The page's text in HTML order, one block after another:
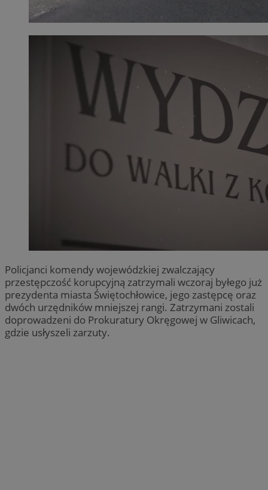
Policjanci komendy wojewódzkiej zwalczający
przestępczość korupcyjną zatrzymali wczoraj byłego już
prezydenta miasta Świętochłowice, jego zastępcę oraz
dwóch urzędników mniejszej rangi. Zatrzymani zostali
doprowadzeni do Prokuratury Okręgowej w Gliwicach,
gdzie usłyszeli zarzuty.